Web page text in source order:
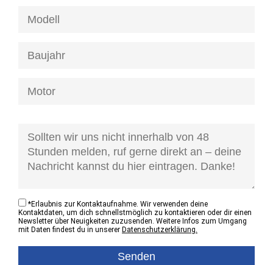
*Erlaubnis zur Kontaktaufnahme. Wir verwenden deine
Kontaktdaten, um dich schnellstmöglich zu kontaktieren oder dir einen
Newsletter über Neuigkeiten zuzusenden. Weitere Infos zum Umgang
mit Daten findest du in unserer Datenschutzerklärung.